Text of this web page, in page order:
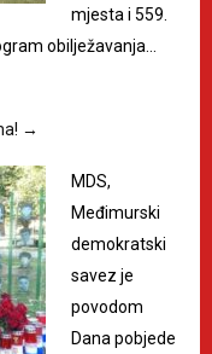
mjesta i 559.
obilježavanja…
→
MDS,
Međimurski
demokratski
savez je
povodom
Dana pobjede